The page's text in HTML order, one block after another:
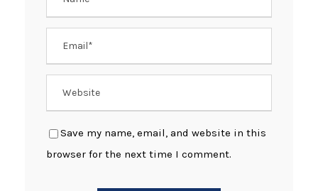
Save my name, email, and website in this
browser for the next time I comment.